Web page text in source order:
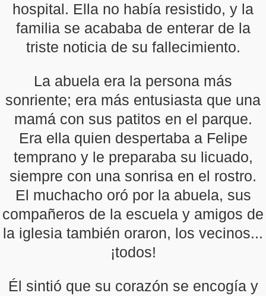
hospital. Ella no había resistido, y la
familia se acababa de enterar de la
triste noticia de su fallecimiento.
La abuela era la persona más
sonriente; era más entusiasta que una
mamá con sus patitos en el parque.
Era ella quien despertaba a Felipe
temprano y le preparaba su licuado,
siempre con una sonrisa en el rostro.
El muchacho oró por la abuela, sus
compañeros de la escuela y amigos de
la iglesia también oraron, los vecinos...
¡todos!
Él sintió que su corazón se encogía y